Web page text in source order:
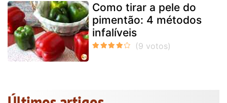
Como tirar a pele do
pimentão: 4 métodos
infalíveis